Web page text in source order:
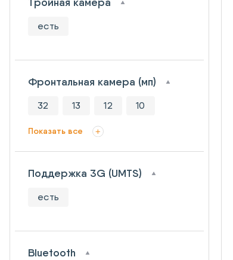
есть
Фронтальная камера (мп)
32 13 12 10
Показать все
Поддержка 3G (UMTS)
есть
Bluetooth